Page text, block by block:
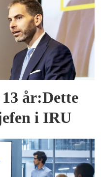
år:Dette
i IRU